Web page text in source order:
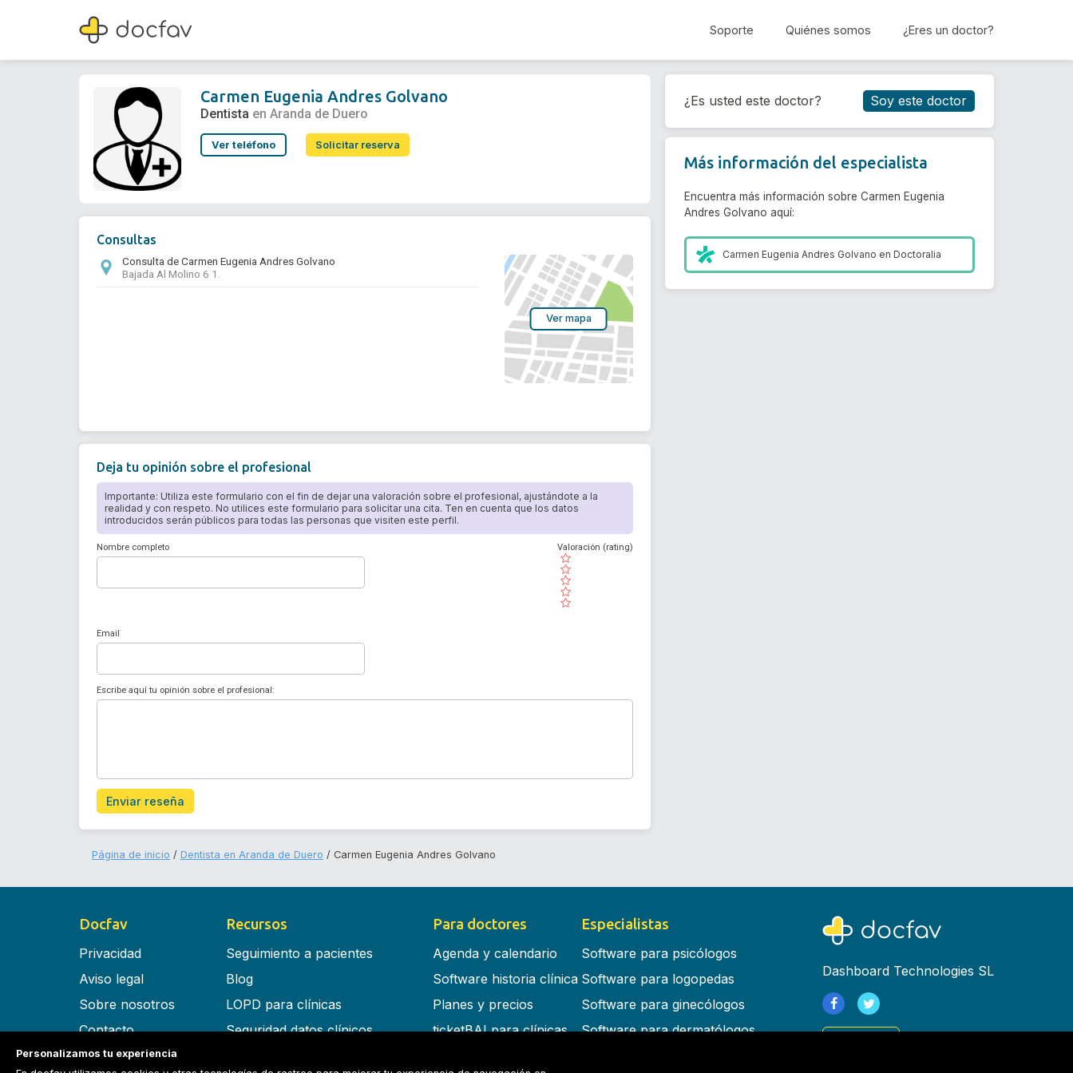
Soporte Quiénes somos ¿Eres un doctor?
Carmen Eugenia Andres Golvano
Dentista
Reservar cita
Carmen Eugenia Andres Golvano
Dentista en Aranda de Duero
Ver teléfono Solicitar reserva
Consultas
Consulta de Carmen Eugenia Andres Golvano
Bajada Al Molino 6 1.
Ver mapa
Deja tu opinión sobre el profesional
Importante: Utiliza este formulario con el fin de dejar una valoración sobre el profesional, ajustándote a la
realidad y con respeto. No utilices este formulario para solicitar una cita. Ten en cuenta que los datos
introducidos serán públicos para todas las personas que visiten este perfil.
Nombre completo
( )
( )
( )
( )
( )
Valoración (rating)
Email
Escribe aquí tu opinión sobre el profesional:
Enviar reseña
¿Es usted este doctor? Soy este doctor
Más información del especialista
Encuentra más información sobre Carmen Eugenia
Andres Golvano aquí:
Carmen Eugenia Andres Golvano enDoctoralia
Página de inicio Dentista en Aranda de Duero Carmen Eugenia Andres Golvano
Docfav
Privacidad
Aviso legal
Sobre nosotros
Contacto
Términos y condiciones
Recursos
Seguimiento a pacientes
Blog
LOPD para clínicas
Seguridad datos clínicos
Para doctores
Agenda y calendario
Software historia clínica
Planes y precios
ticketBAI para clínicas
Especialistas
Software para psicólogos
Software para logopedas
Software para ginecólogos
Software para dermatólogos
Dashboard Technologies SL
Personalizamos tu experiencia